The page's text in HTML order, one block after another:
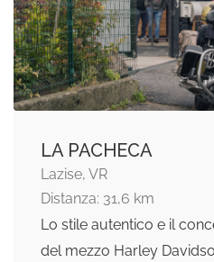
LA PACHECA
Lazise, VR
Distanza: 31,6 km
Lo stile autentico e il
del mezzo Harley